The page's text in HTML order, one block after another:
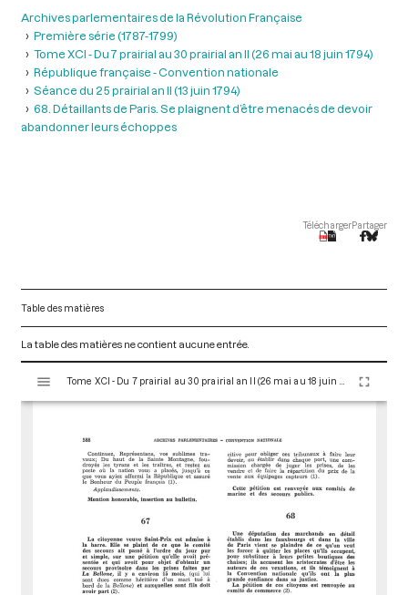
Archives parlementaires de la Révolution Française
Première série (1787-1799)
Tome XCI - Du 7 prairial au 30 prairial an II (26 mai au 18 juin 1794)
République française - Convention nationale
Séance du 25 prairial an II (13 juin 1794)
68. Détaillants de Paris. Se plaignent d’être menacés de devoir
abandonner leurs échoppes
TéléchargerPartager
Table des matières
La table des matières ne contient aucune entrée.
s